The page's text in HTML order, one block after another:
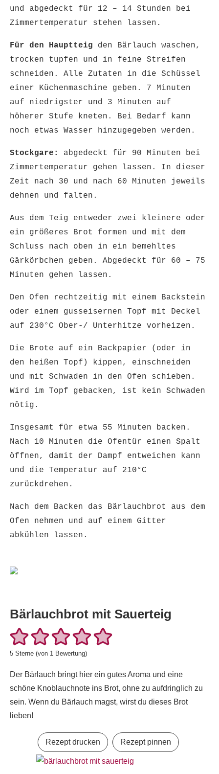
und abgedeckt für 12 – 14 Stunden bei
Zimmertemperatur stehen lassen.
Für den Hauptteig den Bärlauch waschen,
trocken tupfen und in feine Streifen
schneiden. Alle Zutaten in die Schüssel
einer Küchenmaschine geben. 7 Minuten
auf niedrigster und 3 Minuten auf
höherer Stufe kneten. Bei Bedarf kann
noch etwas Wasser hinzugegeben werden.
Stockgare:
abgedeckt für 90 Minuten bei
Zimmertemperatur gehen lassen. In dieser
Zeit nach 30 und nach 60 Minuten jeweils
dehnen und falten.
Aus dem Teig entweder zwei kleinere oder
ein größeres Brot formen und mit dem
Schluss nach oben in ein bemehltes
Gärkörbchen geben. Abgedeckt für 60 – 75
Minuten gehen lassen.
Den Ofen rechtzeitig mit einem Backstein
oder einem gusseisernen Topf mit Deckel
auf 230°C Ober-/ Unterhitze vorheizen.
Die Brote auf ein Backpapier (oder in
den heißen Topf) kippen, einschneiden
und mit Schwaden in den Ofen schieben.
Wird im Topf gebacken, ist kein Schwaden
nötig.
Insgesamt für etwa 55 Minuten backen.
Nach 10 Minuten die Ofentür einen Spalt
öffnen, damit der Dampf entweichen kann
und die Temperatur auf 210°C
zurückdrehen.
Nach dem Backen das Bärlauchbrot aus dem
Ofen nehmen und auf einem Gitter
abkühlen lassen.
Bärlauchbrot mit Sauerteig
5 Sterne (von 1 Bewertung)
Der Bärlauch bringt hier ein gutes Aroma und eine
schöne Knoblauchnote ins Brot, ohne zu aufdringlich zu
sein. Wenn du Bärlauch magst, wirst du dieses Brot
lieben!
Rezept drucken Rezept pinnen